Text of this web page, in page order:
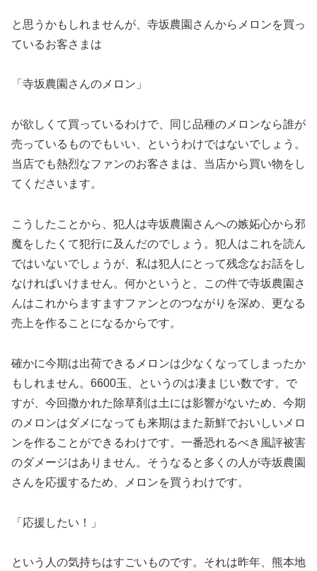
と思うかもしれませんが、寺坂農園さんからメロンを買っ
ているお客さまは
「寺坂農園さんのメロン」
が欲しくて買っているわけで、同じ品種のメロンなら誰が
売っているものでもいい、というわけではないでしょう。
当店でも熱烈なファンのお客さまは、当店から買い物をし
てくださいます。
こうしたことから、犯人は寺坂農園さんへの嫉妬心から邪
魔をしたくて犯行に及んだのでしょう。犯人はこれを読ん
ではいないでしょうが、私は犯人にとって残念なお話をし
なければいけません。何かというと、この件で寺坂農園さ
んはこれからますますファンとのつながりを深め、更なる
売上を作ることになるからです。
確かに今期は出荷できるメロンは少なくなってしまったか
もしれません。6600玉、というのは凄まじい数です。で
すが、今回撒かれた除草剤は土には影響がないため、今期
のメロンはダメになっても来期はまた新鮮でおいしいメロ
ンを作ることができるわけです。一番恐れるべき風評被害
のダメージはありません。そうなると多くの人が寺坂農園
さんを応援するため、メロンを買うわけです。
「応援したい！」
という人の気持ちはすごいものです。それは昨年、熊本地